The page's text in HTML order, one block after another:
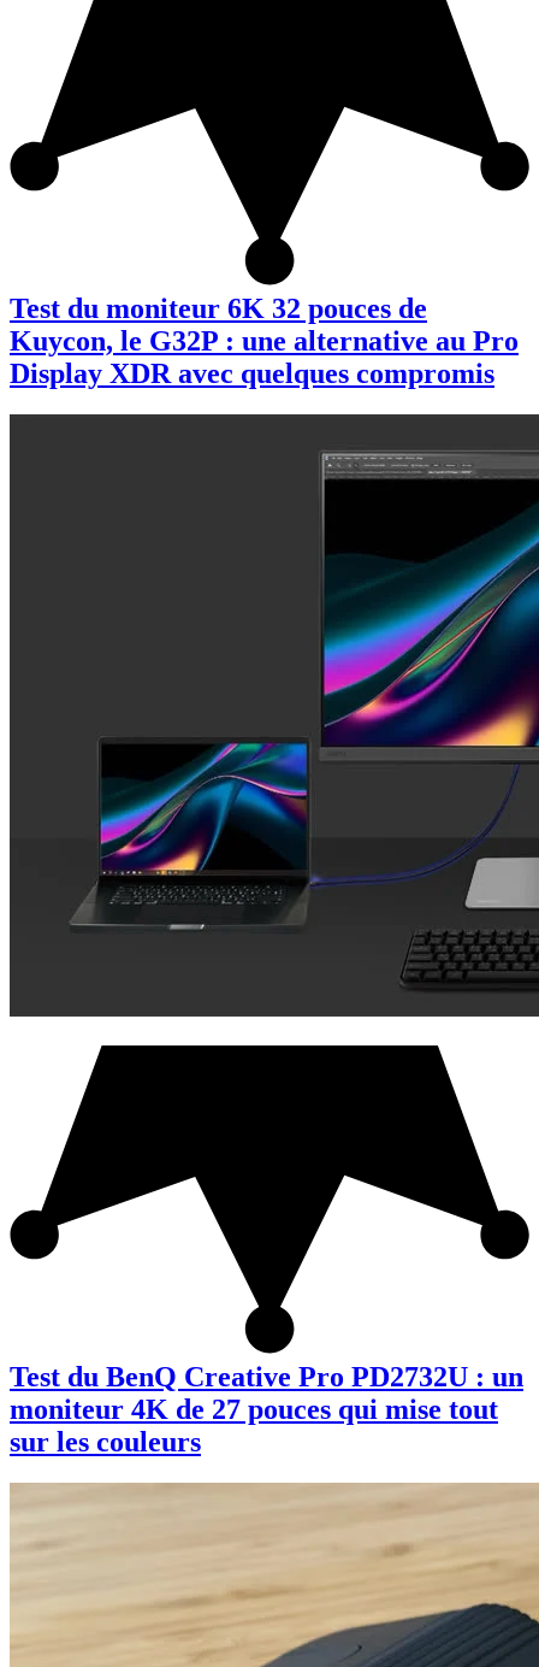
Test du moniteur 6K 32 pouces de
Kuycon, le G32P : une alternative au Pro
Display XDR avec quelques compromis
Test du BenQ Creative Pro PD2732U : un
moniteur 4K de 27 pouces qui mise tout
sur les couleurs